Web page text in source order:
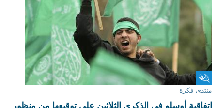
منتدى فكرة
منتدى فكرة
اتفاقية أوسلو في الذكرى الثلاثين على توقيعها من منظور